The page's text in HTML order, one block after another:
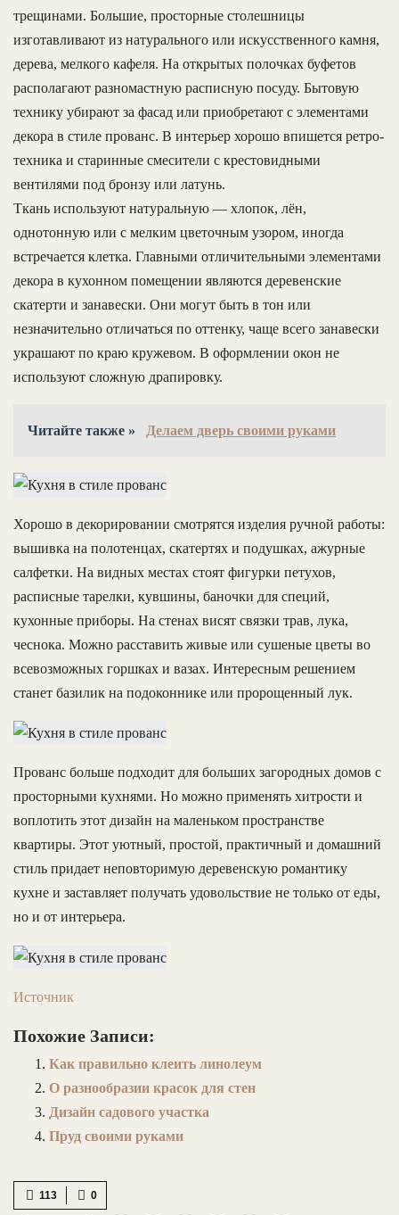
трещинами. Большие, просторные столешницы
изготавливают из натурального или искусственного камня,
дерева, мелкого кафеля. На открытых полочках буфетов
располагают разномастную расписную посуду. Бытовую
технику убирают за фасад или приобретают с элементами
декора в стиле прованс. В интерьер хорошо впишется ретро-
техника и старинные смесители с крестовидными
вентилями под бронзу или латунь.
Ткань используют натуральную — хлопок, лён,
однотонную или с мелким цветочным узором, иногда
встречается клетка. Главными отличительными элементами
декора в кухонном помещении являются деревенские
скатерти и занавески. Они могут быть в тон или
незначительно отличаться по оттенку, чаще всего занавески
украшают по краю кружевом. В оформлении окон не
используют сложную драпировку.
Читайте также » Делаем дверь своими руками
Хорошо в декорировании смотрятся изделия ручной работы:
вышивка на полотенцах, скатертях и подушках, ажурные
салфетки. На видных местах стоят фигурки петухов,
расписные тарелки, кувшины, баночки для специй,
кухонные приборы. На стенах висят связки трав, лука,
чеснока. Можно расставить живые или сушеные цветы во
всевозможных горшках и вазах. Интересным решением
станет базилик на подоконнике или пророщенный лук.
Прованс больше подходит для больших загородных домов с
просторными кухнями. Но можно применять хитрости и
воплотить этот дизайн на маленьком пространстве
квартиры. Этот уютный, простой, практичный и домашний
стиль придает неповторимую деревенскую романтику
кухне и заставляет получать удовольствие не только от еды,
но и от интерьера.
Источник
Похожие Записи:
Как правильно клеить линолеум
О разнообразии красок для стен
Дизайн садового участка
Пруд своими руками
0
113